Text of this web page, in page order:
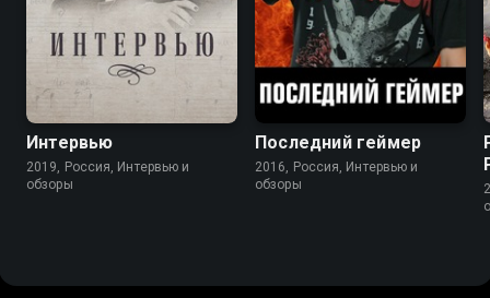
Интервью
2019, Россия, Интервью и
обзоры
Последний геймер
2016, Россия, Интервью и
обзоры